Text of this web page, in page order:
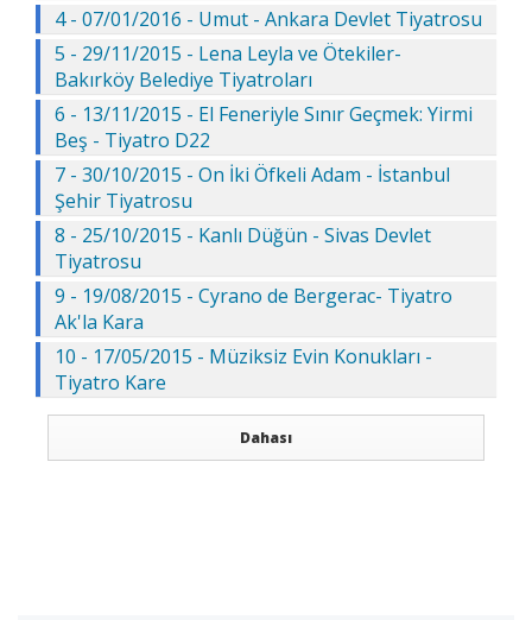
4 - 07/01/2016 - Umut - Ankara Devlet Tiyatrosu
5 - 29/11/2015 - Lena Leyla ve Ötekiler-
Bakırköy Belediye Tiyatroları
6 - 13/11/2015 - El Feneriyle Sınır Geçmek: Yirmi
Beş - Tiyatro D22
7 - 30/10/2015 - On İki Öfkeli Adam - İstanbul
Şehir Tiyatrosu
8 - 25/10/2015 - Kanlı Düğün - Sivas Devlet
Tiyatrosu
9 - 19/08/2015 - Cyrano de Bergerac- Tiyatro
Ak'la Kara
10 - 17/05/2015 - Müziksiz Evin Konukları -
Tiyatro Kare
Dahası